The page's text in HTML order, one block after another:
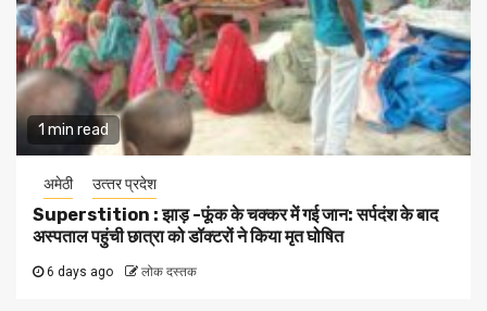
1 min read
अमेठी उत्‍तर प्रदेश
Superstition : झाड़ -फूंक के चक्कर में गई जान: सर्पदंश के बाद
अस्पताल पहुंची छात्रा को डॉक्टरों ने किया मृत घोषित
6 days ago लोक दस्तक